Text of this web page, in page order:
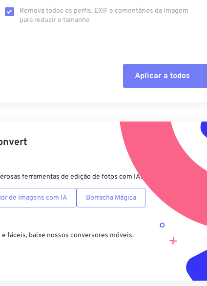
Remova todos os perfis, EXIF ​​e comentários da imagem
para reduzir o tamanho
Aplicar a todos
Aplicar a partir da predefinição
Salvar como predefinição
ferramentas de edição de fotos com IA.
de Imagens com IA Borracha Mágica
fáceis, baixe nossos conversores móveis.